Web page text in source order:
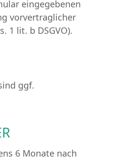
eingegebenen
vorvertraglicher
1 lit. b DSGVO).
ggf.
6 Monate nach